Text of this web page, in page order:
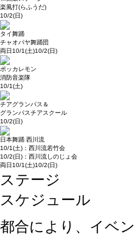
楽風打(らふうだ)
10/2(日)
タイ舞踊
チャオパヤ舞踊団
両日10/1(土)10/2(日)
ポッカレモン
消防音楽隊
10/1(土)
チアグランパス＆
グランパスチアスクール
10/2(日)
日本舞踊 西川流
10/1(土)：西川流若竹会
10/2(日)：西川流しのじょ会
両日10/1(土)10/2(日)
ステージ
スケジュール
都合により、イベ